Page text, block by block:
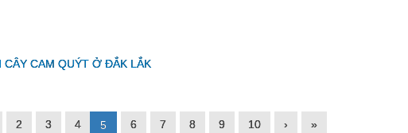
CÂY CAM QUÝT Ở ĐẮK LẮK
2 3 4 5 6 7 8 9 10 › »